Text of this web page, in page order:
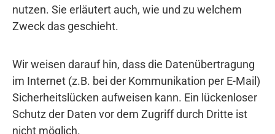
nutzen. Sie erläutert auch, wie und zu welchem
Zweck das geschieht.
Wir weisen darauf hin, dass die Datenübertragung
im Internet (z.B. bei der Kommunikation per E-Mail)
Sicherheitslücken aufweisen kann. Ein lückenloser
Schutz der Daten vor dem Zugriff durch Dritte ist
nicht möglich.